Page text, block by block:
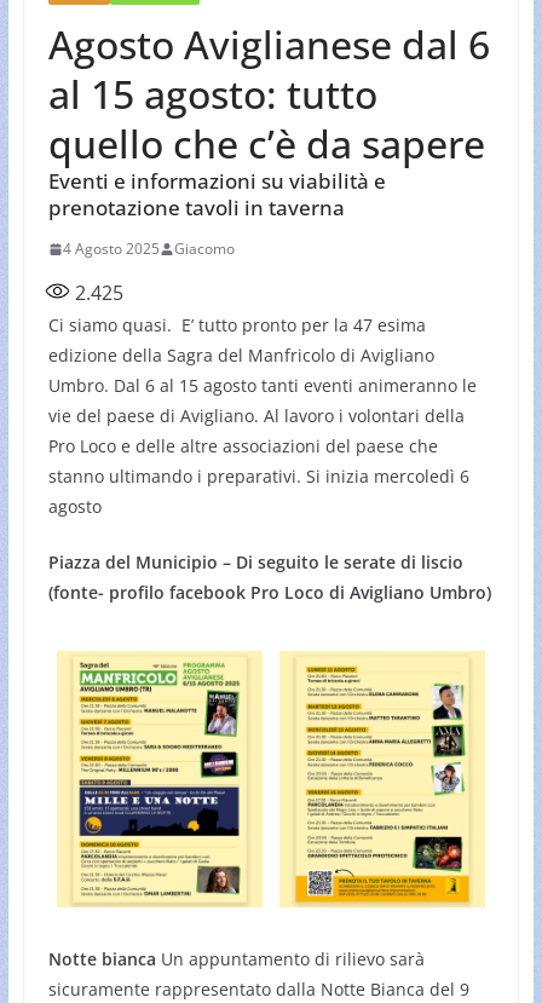
Agosto Aviglianese dal 6
al 15 agosto: tutto
quello che c’è da sapere
Eventi e informazioni su viabilità e
prenotazione tavoli in taverna
4 Agosto 2025 Giacomo
2.425
Ci siamo quasi. E’ tutto pronto per la 47 esima
edizione della Sagra del Manfricolo di Avigliano
Umbro. Dal 6 al 15 agosto tanti eventi animeranno le
vie del paese di Avigliano. Al lavoro i volontari della
Pro Loco e delle altre associazioni del paese che
stanno ultimando i preparativi. Si inizia mercoledì 6
agosto
Piazza del Municipio – Di seguito le serate di liscio
(fonte- profilo facebook Pro Loco di Avigliano Umbro)
Notte bianca Un appuntamento di rilievo sarà
sicuramente rappresentato dalla Notte Bianca del 9